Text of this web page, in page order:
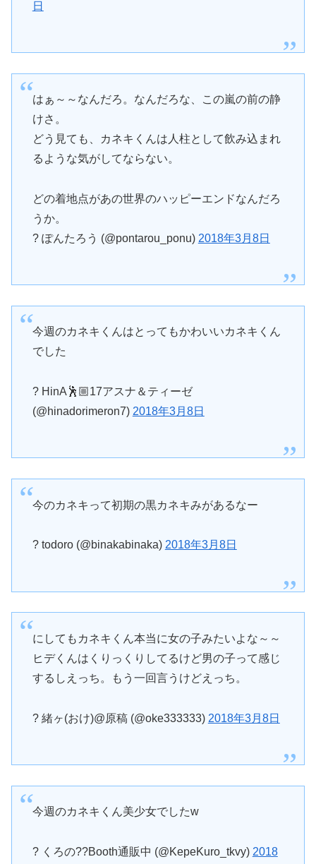
日
はぁ～～なんだろ。なんだろな、この嵐の前の静
けさ。
どう見ても、カネキくんは人柱として飲み込まれ
るような気がしてならない。
どの着地点があの世界のハッピーエンドなんだろ
うか。
? ぽんたろう (@pontarou_ponu) 2018年3月8日
今週のカネキくんはとってもかわいいカネキくん
でした
? HinA🕺🏼17アスナ＆ティーゼ
(@hinadorimeron7) 2018年3月8日
今のカネキって初期の黒カネキみがあるなー
? todoro (@binakabinaka) 2018年3月8日
にしてもカネキくん本当に女の子みたいよな～～
ヒデくんはくりっくりしてるけど男の子って感じ
するしえっち。もう一回言うけどえっち。
? 緒ヶ(おけ)@原稿 (@oke333333) 2018年3月8日
今週のカネキくん美少女でしたw
? くろの??Booth通販中 (@KepeKuro_tkvy) 2018